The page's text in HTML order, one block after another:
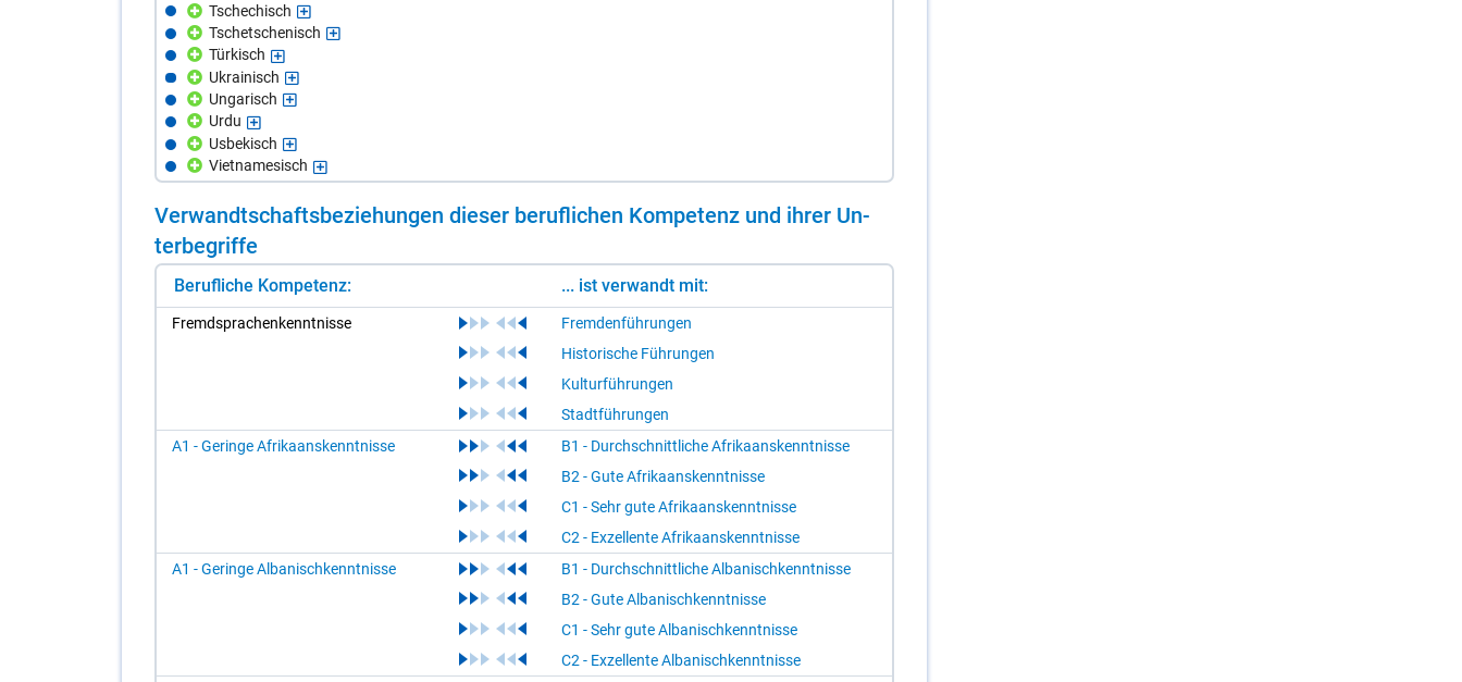
Tschechisch
Tschetschenisch
Türkisch
Ukrainisch
Ungarisch
Urdu
Usbekisch
Vietnamesisch
Ver­wandt­schafts­be­zie­hun­gen die­ser be­ruf­li­chen Kom­pe­tenz und ih­rer Un­
ter­be­grif­fe
Berufliche Kompetenz: ... ist verwandt mit:
Fremd­spra­chen­kennt­nis­se
Fremdenführungen
Historische Führungen
Kulturführungen
Stadtführungen
A1 - Geringe Afrikaanskenntnisse
B1 - Durchschnittliche Afrikaanskenntnisse
B2 - Gute Afrikaanskenntnisse
C1 - Sehr gute Afrikaanskenntnisse
C2 - Exzellente Afrikaanskenntnisse
A1 - Geringe Albanischkenntnisse
B1 - Durchschnittliche Albanischkenntnisse
B2 - Gute Albanischkenntnisse
C1 - Sehr gute Albanischkenntnisse
C2 - Exzellente Albanischkenntnisse